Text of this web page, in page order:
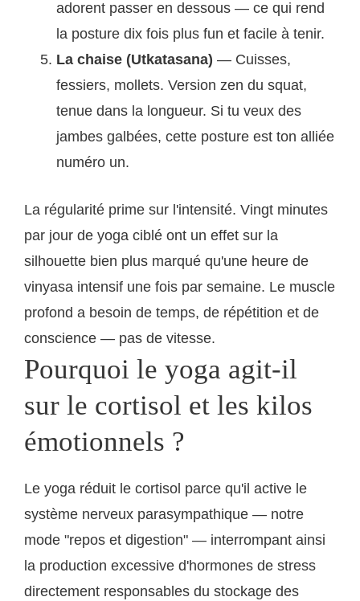
adorent passer en dessous — ce qui rend
la posture dix fois plus fun et facile à tenir.
La chaise (Utkatasana) — Cuisses,
fessiers, mollets. Version zen du squat,
tenue dans la longueur. Si tu veux des
jambes galbées, cette posture est ton alliée
numéro un.
La régularité prime sur l'intensité. Vingt minutes
par jour de yoga ciblé ont un effet sur la
silhouette bien plus marqué qu'une heure de
vinyasa intensif une fois par semaine. Le muscle
profond a besoin de temps, de répétition et de
conscience — pas de vitesse.
Pourquoi le yoga agit-il
sur le cortisol et les kilos
émotionnels ?
Le yoga réduit le cortisol parce qu'il active le
système nerveux parasympathique — notre
mode "repos et digestion" — interrompant ainsi
la production excessive d'hormones de stress
directement responsables du stockage des